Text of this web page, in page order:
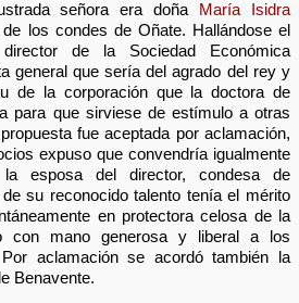
señora era doña María Isidra
los condes de Oñate. Hallándose el
de la Sociedad Económica
general que sería del agrado del rey y
de la corporación que la doctora de
para que sirviese de estímulo a otras
fue aceptada por aclamación,
expuso que convendría igualmente
esposa del director, condesa de
su reconocido talento tenía el mérito
en protectora celosa de la
con mano generosa y liberal a los
aclamación se acordó también la
Benavente.